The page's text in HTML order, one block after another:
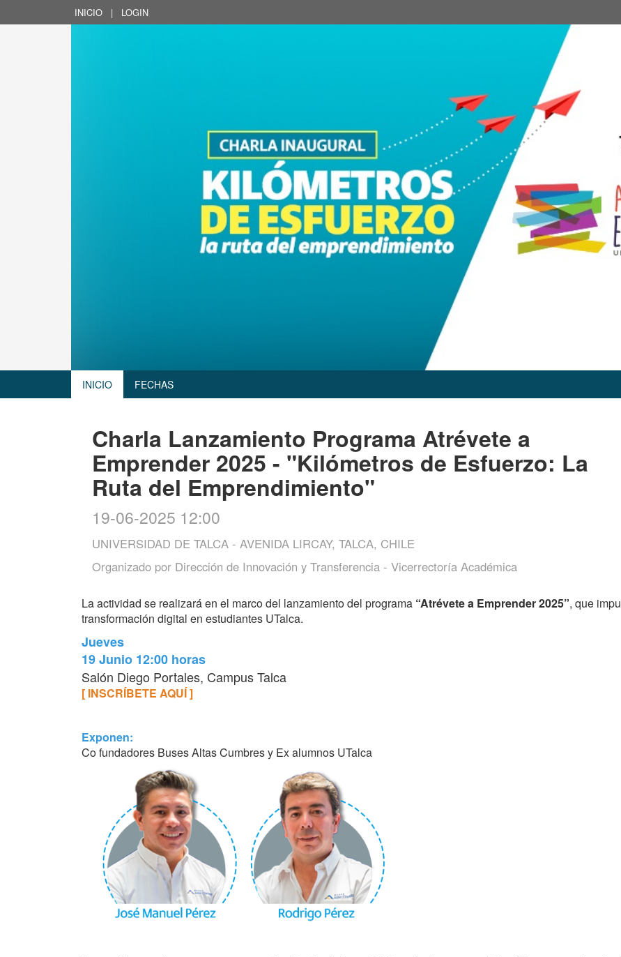
INICIO | LOGIN
INICIO FECHAS
Charla Lanzamiento Programa Atrévete a
Emprender 2025 - "Kilómetros de Esfuerzo: La
Ruta del Emprendimiento"
19-06-2025 12:00
UNIVERSIDAD DE TALCA - AVENIDA LIRCAY, TALCA, CHILE
Organizado por Dirección de Innovación y Transferencia - Vicerrectoría Académica
La actividad se realizará en el marco del lanzamiento del programa “Atrévete a Emprender 2025”, que
transformación digital en estudiantes UTalca.
Jueves
19 Junio 12:00 horas
Salón Diego Portales, Campus Talca
[ INSCRÍBETE AQUÍ ]
Exponen:
Co fundadores Buses Altas Cumbres y Ex alumnos UTalca